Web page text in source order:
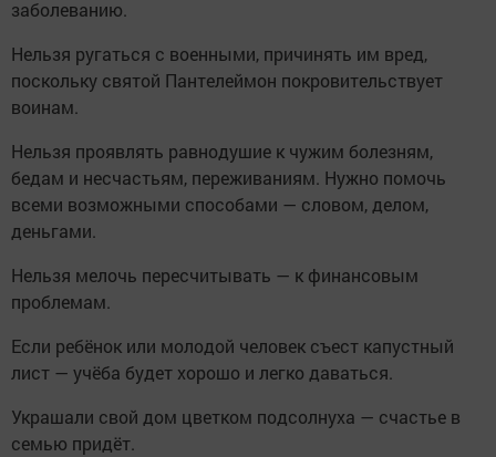
заболеванию.
Нельзя ругаться с военными, причинять им вред,
поскольку святой Пантелеймон покровительствует
воинам.
Нельзя проявлять равнодушие к чужим болезням,
бедам и несчастьям, переживаниям. Нужно помочь
всеми возможными способами — словом, делом,
деньгами.
Нельзя мелочь пересчитывать — к финансовым
проблемам.
Если ребёнок или молодой человек съест капустный
лист — учёба будет хорошо и легко даваться.
Украшали свой дом цветком подсолнуха — счастье в
семью придёт.